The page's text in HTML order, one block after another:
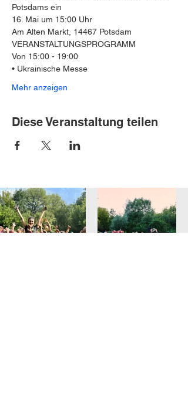
Potsdams ein
16. Mai um 15:00 Uhr
Am Alten Markt, 14467 Potsdam
VERANSTALTUNGSPROGRAMM
Von 15:00 - 19:00
• Ukrainische Messe
Mehr anzeigen
Diese Veranstaltung teilen